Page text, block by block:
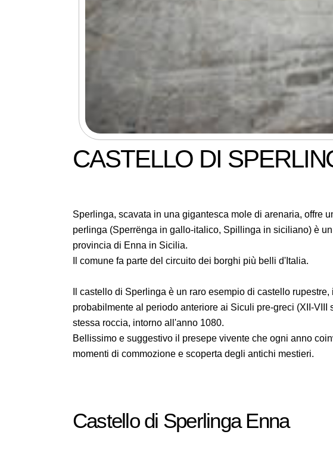
CASTELLO DI
Sperlinga, scavata in una gigantesca mole di arenaria, offre
perlinga (Sperrënga in gallo-italico, Spillinga in siciliano) è
provincia di Enna in Sicilia.
Il comune fa parte del circuito dei borghi più belli d'Italia.
Il castello di Sperlinga è un raro esempio di castello
probabilmente al periodo anteriore ai Siculi pre-greci (XII-VIII
stessa roccia, intorno all'anno 1080.
Bellissimo e suggestivo il presepe vivente che ogni anno
momenti di commozione e scoperta degli antichi mestieri.
Castello di Sperlinga Enna